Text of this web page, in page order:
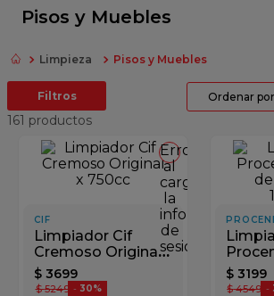
Pisos y Muebles
Limpieza Pisos y Muebles
Ordenar por
161 productos
Error
al
cargar
la
información
de
sesión
CIF
Limpiador Cif
Cremoso Original
x 750cc
$ 3699
$ 5249 - 30%
del
$ 3199
$ 4549 -
papel higienico
arroz